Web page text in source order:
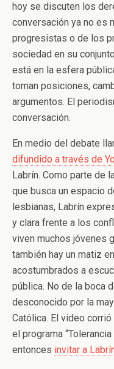
hoy se discuten los
conversación ya no es
progresistas o de los
sociedad en su
está en la esfera
toman posiciones,
argumentos. El
conversación.
En medio del debate
difundido a través de
Labrín. Como parte de
que busca un espacio
lesbianas, Labrín
y clara frente a los
viven muchos jóvenes
también hay un matiz
acostumbrados a
pública. No de la boca
desconocido por la
Católica. El video
el programa “Tolerancia
entonces invitar a